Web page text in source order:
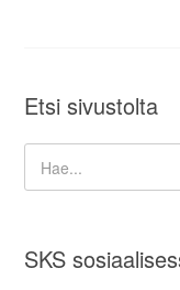
Etsi sivustolta
SKS